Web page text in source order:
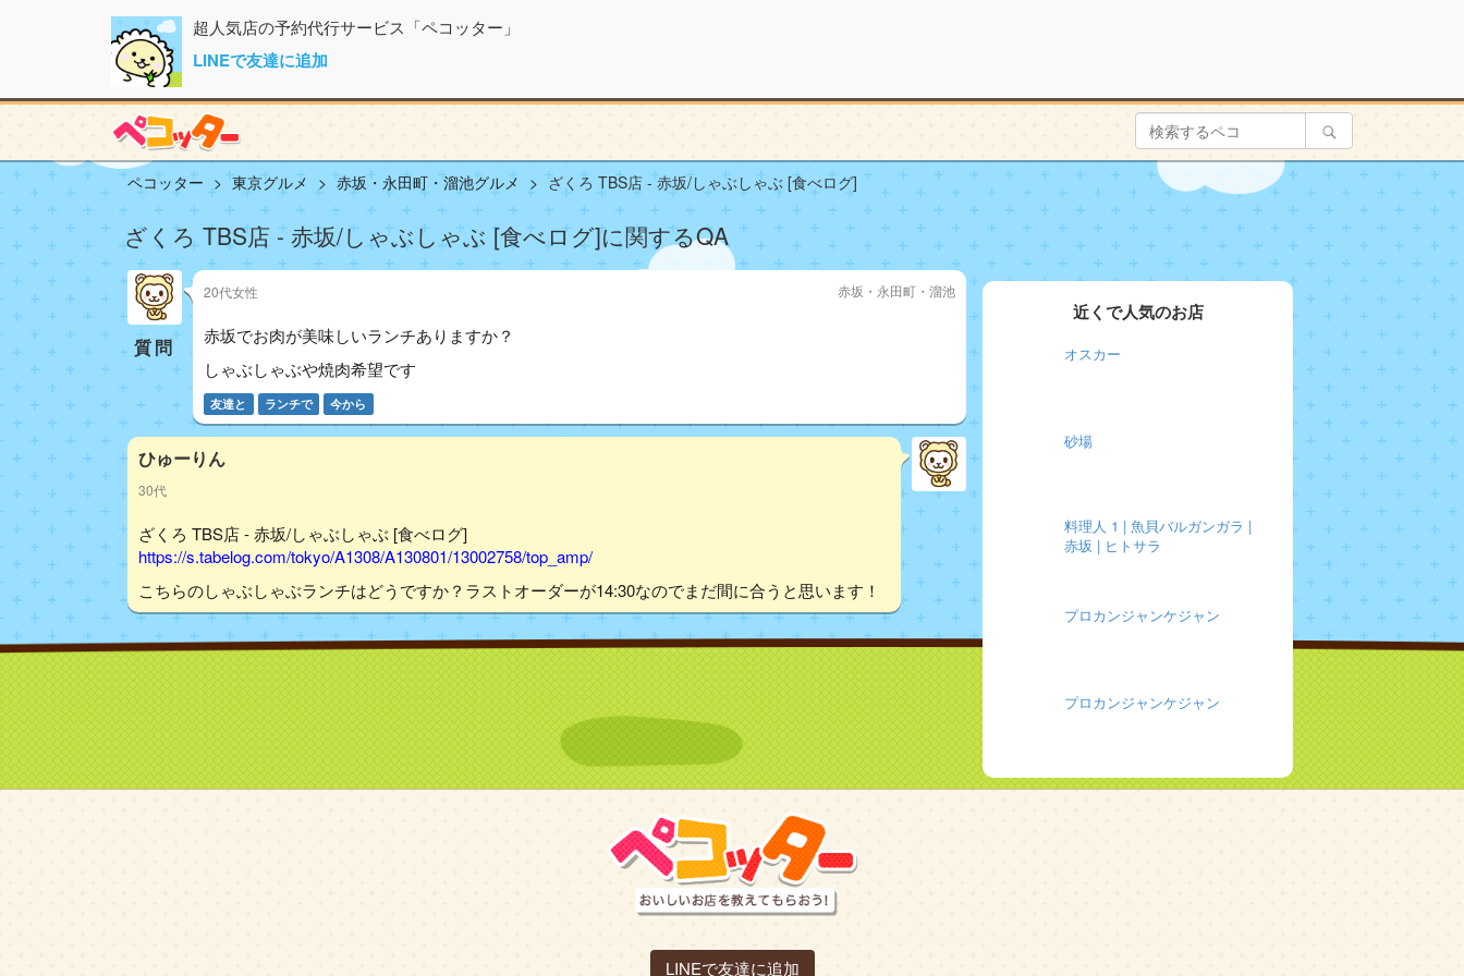
超人気店の予約代行サービス「ペコッター」
LINEで友達に追加
ペコッター 東京グルメ 赤坂・永田町・溜池グルメ ざくろ TBS店 - 赤坂/しゃぶしゃぶ [食べログ]
ざくろ TBS店 - 赤坂/しゃぶしゃぶ [食べログ]に関するQA
質問
20代女性 赤坂・永田町・溜池
赤坂でお肉が美味しいランチありますか？
しゃぶしゃぶや焼肉希望です
友達と ランチで 今から
ひゅーりん
30代
ざくろ TBS店 - 赤坂/しゃぶしゃぶ [食べログ]
https://s.tabelog.com/tokyo/A1308/A130801/13002758/top_amp/
こちらのしゃぶしゃぶランチはどうですか？ラストオーダーが14:30なのでまだ間に合うと思います！
近くで人気のお店
オスカー
砂場
料理人 1 | 魚貝バルガンガラ |
赤坂 | ヒトサラ
プロカンジャンケジャン
プロカンジャンケジャン
LINEで友達に追加